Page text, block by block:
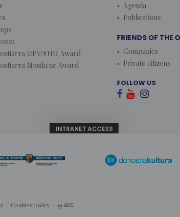
UPV/EHU Award
Musikene Award
Agenda
Publications
FRIENDS OF THE
Companies
Private citizens
FOLLOW US
  
· Cookies policy ·
INTRANET ACCESS